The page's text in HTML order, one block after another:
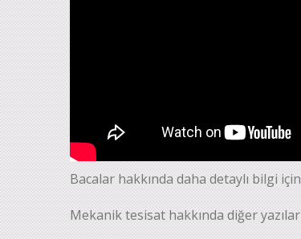
Bacalar hakkında daha detaylı bilgi için
Mekanik tesisat hakkında diğer